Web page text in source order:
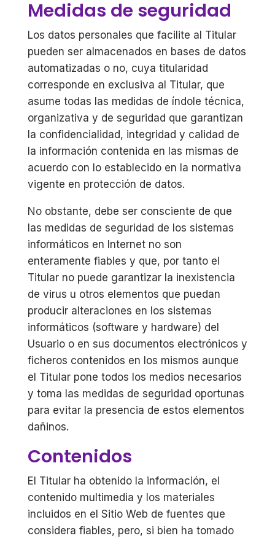
Medidas de seguridad
Los datos personales que facilite al Titular
pueden ser almacenados en bases de datos
automatizadas o no, cuya titularidad
corresponde en exclusiva al Titular, que
asume todas las medidas de índole técnica,
organizativa y de seguridad que garantizan
la confidencialidad, integridad y calidad de
la información contenida en las mismas de
acuerdo con lo establecido en la normativa
vigente en protección de datos.
No obstante, debe ser consciente de que
las medidas de seguridad de los sistemas
informáticos en Internet no son
enteramente fiables y que, por tanto el
Titular no puede garantizar la inexistencia
de virus u otros elementos que puedan
producir alteraciones en los sistemas
informáticos (software y hardware) del
Usuario o en sus documentos electrónicos y
ficheros contenidos en los mismos aunque
el Titular pone todos los medios necesarios
y toma las medidas de seguridad oportunas
para evitar la presencia de estos elementos
dañinos.
Contenidos
El Titular ha obtenido la información, el
contenido multimedia y los materiales
incluidos en el Sitio Web de fuentes que
considera fiables, pero, si bien ha tomado